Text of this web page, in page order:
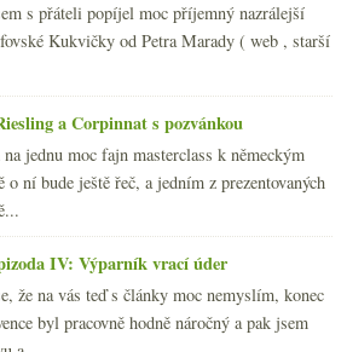
s přáteli popíjel moc příjemný nazrálejší
Kukvičky od Petra Marady ( web , starší
a Corpinnat s pozvánkou
jednu moc fajn masterclass k německým
ní bude ještě řeč, a jedním z prezentovaných
IV: Výparník vrací úder
že na vás teď s články moc nemyslím, konec
byl pracovně hodně náročný a pak jsem